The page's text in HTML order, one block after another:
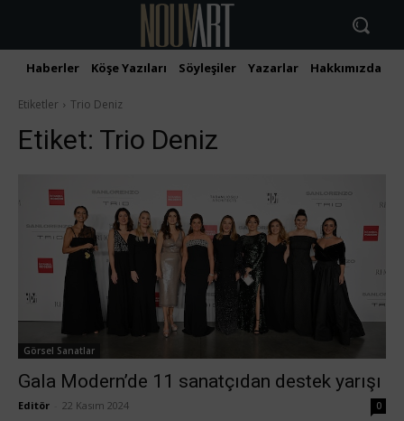
Haberler Köşe Yazıları Söyleşiler Yazarlar Hakkımızda
Etiketler Trio Deniz
Etiket: Trio Deniz
Görsel Sanatlar
Gala Modern’de 11 sanatçıdan destek yarışı
Editör 22 Kasım 2024 0